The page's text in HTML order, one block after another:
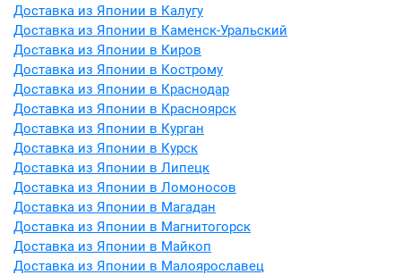
Доставка из Японии в Калугу
Доставка из Японии в Каменск-Уральский
Доставка из Японии в Киров
Доставка из Японии в Кострому
Доставка из Японии в Краснодар
Доставка из Японии в Красноярск
Доставка из Японии в Курган
Доставка из Японии в Курск
Доставка из Японии в Липецк
Доставка из Японии в Ломоносов
Доставка из Японии в Магадан
Доставка из Японии в Магнитогорск
Доставка из Японии в Майкоп
Доставка из Японии в Малоярославец